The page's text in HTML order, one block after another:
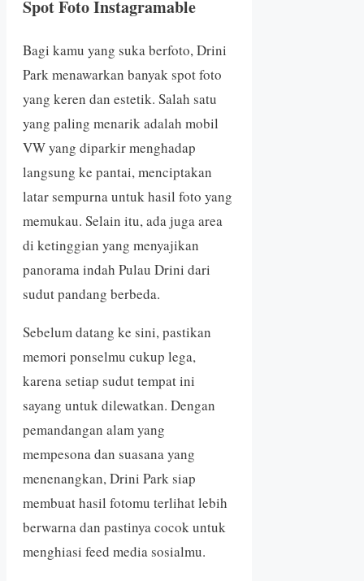
Spot Foto Instagramable
Bagi kamu yang suka berfoto, Drini
Park menawarkan banyak spot foto
yang keren dan estetik. Salah satu
yang paling menarik adalah mobil
VW yang diparkir menghadap
langsung ke pantai, menciptakan
latar sempurna untuk hasil foto yang
memukau. Selain itu, ada juga area
di ketinggian yang menyajikan
panorama indah Pulau Drini dari
sudut pandang berbeda.
Sebelum datang ke sini, pastikan
memori ponselmu cukup lega,
karena setiap sudut tempat ini
sayang untuk dilewatkan. Dengan
pemandangan alam yang
mempesona dan suasana yang
menenangkan, Drini Park siap
membuat hasil fotomu terlihat lebih
berwarna dan pastinya cocok untuk
menghiasi feed media sosialmu.